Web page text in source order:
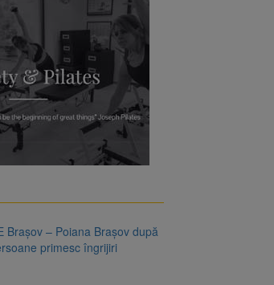
trei
a
Brașov – Poiana Brașov după
primesc îngrijiri